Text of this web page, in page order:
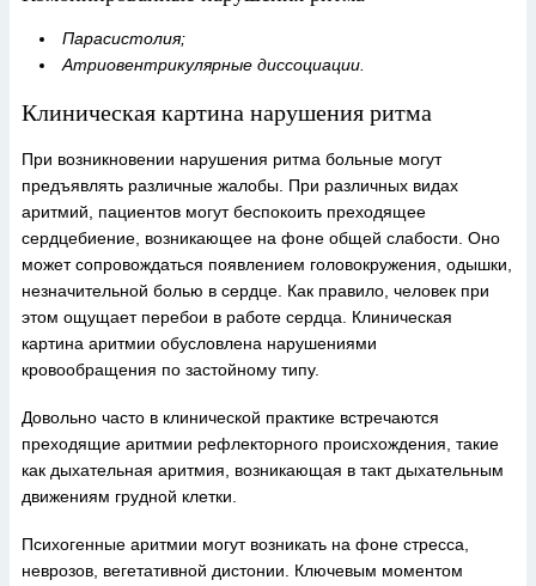
Парасистолия;
Атриовентрикулярные диссоциации.
Клиническая картина нарушения ритма
При возникновении нарушения ритма больные могут
предъявлять различные жалобы. При различных видах
аритмий, пациентов могут беспокоить преходящее
сердцебиение, возникающее на фоне общей слабости. Оно
может сопровождаться появлением головокружения, одышки,
незначительной болью в сердце. Как правило, человек при
этом ощущает перебои в работе сердца. Клиническая
картина аритмии обусловлена нарушениями
кровообращения по застойному типу.
Довольно часто в клинической практике встречаются
преходящие аритмии рефлекторного происхождения, такие
как дыхательная аритмия, возникающая в такт дыхательным
движениям грудной клетки.
Психогенные аритмии могут возникать на фоне стресса,
неврозов, вегетативной дистонии. Ключевым моментом